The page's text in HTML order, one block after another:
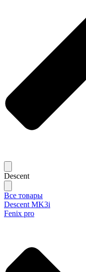
Descent
Все товары
Descent MK3i
Fenix pro